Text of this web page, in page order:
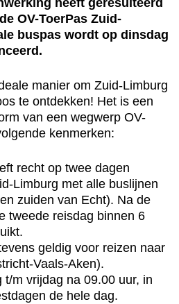
heeft geresulteerd
OV-ToerPas Zuid-
buspas wordt op dinsdag
manier om Zuid-Limburg
te ontdekken! Het is een
van een wegwerp OV-
kenmerken:
recht op twee dagen
Limburg met alle buslijnen
zuiden van Echt). Na de
tweede reisdag binnen 6
geldig voor reizen naar
Vaals-Aken).
t/m vrijdag na 09.00 uur, in
de hele dag.